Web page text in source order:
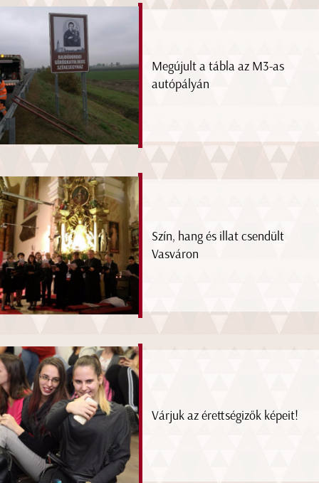
Megújult a tábla az M3-as
autópályán
Szín, hang és illat csendült
Vasváron
Várjuk az érettségizők képeit!